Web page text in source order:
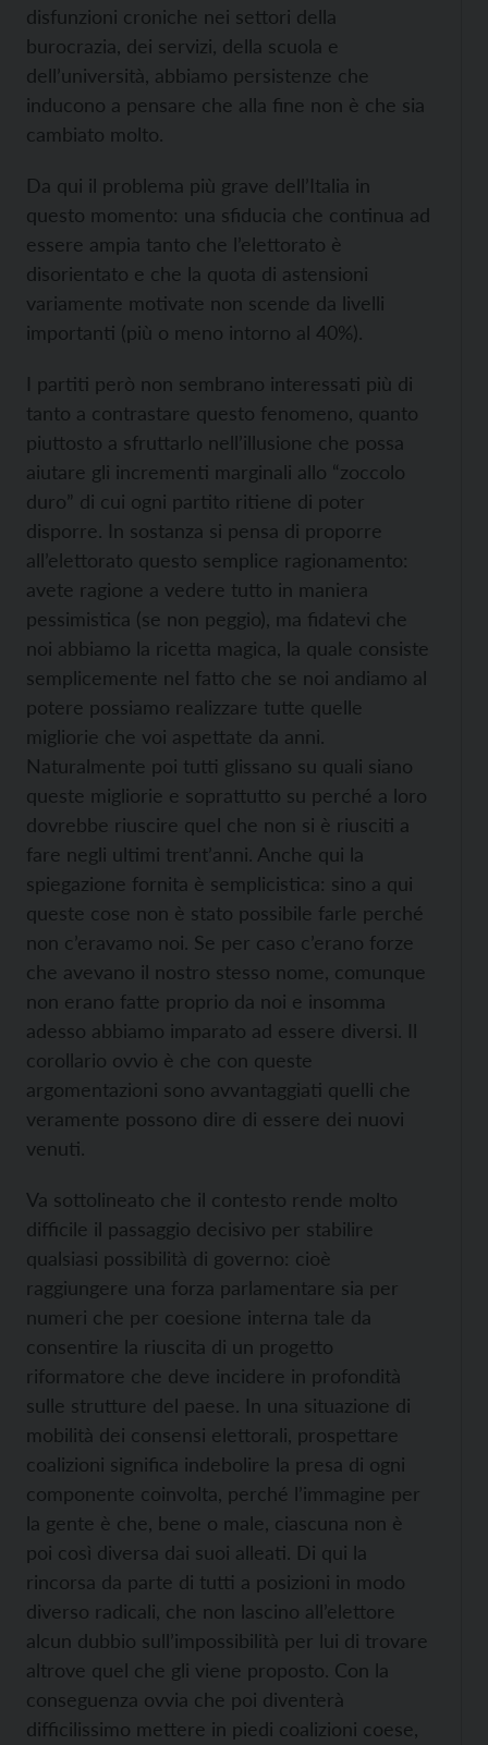
disfunzioni croniche nei settori della
burocrazia, dei servizi, della scuola e
dell’università, abbiamo persistenze che
inducono a pensare che alla fine non è che sia
cambiato molto.
Da qui il problema più grave dell’Italia in
questo momento: una sfiducia che continua ad
essere ampia tanto che l’elettorato è
disorientato e che la quota di astensioni
variamente motivate non scende da livelli
importanti (più o meno intorno al 40%).
I partiti però non sembrano interessati più di
tanto a contrastare questo fenomeno, quanto
piuttosto a sfruttarlo nell’illusione che possa
aiutare gli incrementi marginali allo “zoccolo
duro” di cui ogni partito ritiene di poter
disporre. In sostanza si pensa di proporre
all’elettorato questo semplice ragionamento:
avete ragione a vedere tutto in maniera
pessimistica (se non peggio), ma fidatevi che
noi abbiamo la ricetta magica, la quale consiste
semplicemente nel fatto che se noi andiamo al
potere possiamo realizzare tutte quelle
migliorie che voi aspettate da anni.
Naturalmente poi tutti glissano su quali siano
queste migliorie e soprattutto su perché a loro
dovrebbe riuscire quel che non si è riusciti a
fare negli ultimi trent’anni. Anche qui la
spiegazione fornita è semplicistica: sino a qui
queste cose non è stato possibile farle perché
non c’eravamo noi. Se per caso c’erano forze
che avevano il nostro stesso nome, comunque
non erano fatte proprio da noi e insomma
adesso abbiamo imparato ad essere diversi. Il
corollario ovvio è che con queste
argomentazioni sono avvantaggiati quelli che
veramente possono dire di essere dei nuovi
venuti.
Va sottolineato che il contesto rende molto
difficile il passaggio decisivo per stabilire
qualsiasi possibilità di governo: cioè
raggiungere una forza parlamentare sia per
numeri che per coesione interna tale da
consentire la riuscita di un progetto
riformatore che deve incidere in profondità
sulle strutture del paese. In una situazione di
mobilità dei consensi elettorali, prospettare
coalizioni significa indebolire la presa di ogni
componente coinvolta, perché l’immagine per
la gente è che, bene o male, ciascuna non è
poi così diversa dai suoi alleati. Di qui la
rincorsa da parte di tutti a posizioni in modo
diverso radicali, che non lascino all’elettore
alcun dubbio sull’impossibilità per lui di trovare
altrove quel che gli viene proposto. Con la
conseguenza ovvia che poi diventerà
difficilissimo mettere in piedi coalizioni coese,